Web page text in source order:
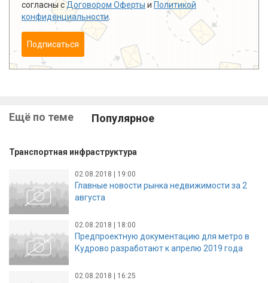
согласны сДоговором Оферты и Политикой
конфиденциальности
Подписаться
Ещё по теме Популярное
Транспортная инфраструктура
02.08.2018 | 19:00
Главные новости рынка недвижимости за 2
августа
02.08.2018 | 18:00
Предпроектную документацию для метро в
Кудрово разработают к апрелю 2019 года
02.08.2018 | 16:25